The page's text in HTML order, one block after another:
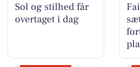
Sol og stilhed får
overtaget i dag